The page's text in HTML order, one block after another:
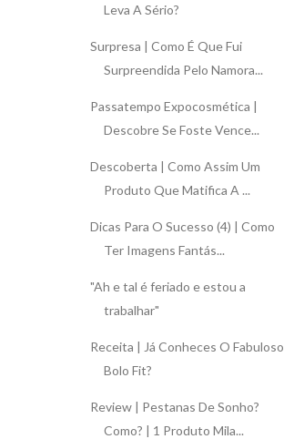
Leva A Sério?
Surpresa | Como É Que Fui
Surpreendida Pelo Namora...
Passatempo Expocosmética |
Descobre Se Foste Vence...
Descoberta | Como Assim Um
Produto Que Matifica A ...
Dicas Para O Sucesso (4) | Como
Ter Imagens Fantás...
"Ah e tal é feriado e estou a
trabalhar"
Receita | Já Conheces O Fabuloso
Bolo Fit?
Review | Pestanas De Sonho?
Como? | 1 Produto Mila...